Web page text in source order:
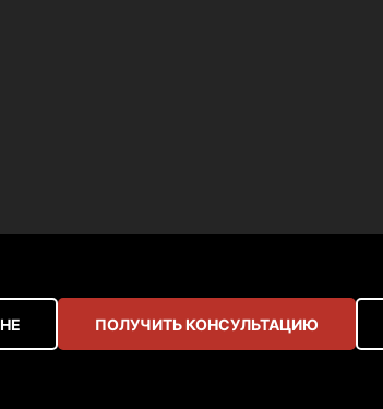
ПОЛУЧИТЬ КОНСУЛЬТАЦИЮ